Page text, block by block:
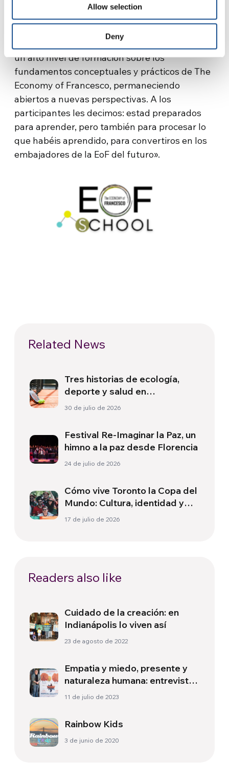
Allow selection
Deny
los más importantes para entender y mejorar
curso se moverán entre el ya y el todavía no:
un alto nivel de formación sobre los
fundamentos conceptuales y prácticos de The
Economy of Francesco, permaneciendo
abiertos a nuevas perspectivas. A los
participantes les decimos: estad preparados
para aprender, pero también para procesar lo
que habéis aprendido, para convertiros en los
embajadores de la EoF del futuro».
Related News
Tres historias de ecología,
deporte y salud en
Sudamérica
30 de julio de 2026
Festival Re-Imaginar la Paz, un
himno a la paz desde Florencia
24 de julio de 2026
Cómo vive Toronto la Copa del
Mundo: Cultura, identidad y
política más allá del terreno
17 de julio de 2026
Readers also like
Cuidado de la creación: en
Indianápolis lo viven así
23 de agosto de 2022
Empatia y miedo, presente y
naturaleza humana: entrevista
con el director Cristian Mungiu
11 de julio de 2023
Rainbow Kids
3 de junio de 2020